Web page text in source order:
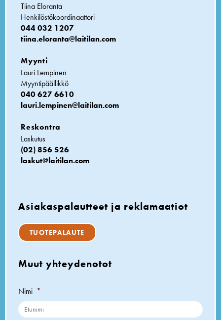
Tiina Eloranta
Henkilöstökoordinaattori
044 032 1207
tiina.eloranta@laitilan.com
Myynti
Lauri Lempinen
Myyntipäällikkö
040 627 6610
lauri.lempinen@laitilan.com
Reskontra
Laskutus
(02) 856 526
laskut@laitilan.com
Asiakaspalautteet ja reklamaatiot
TUOTEPALAUTE
Muut yhteydenotot
Nimi *